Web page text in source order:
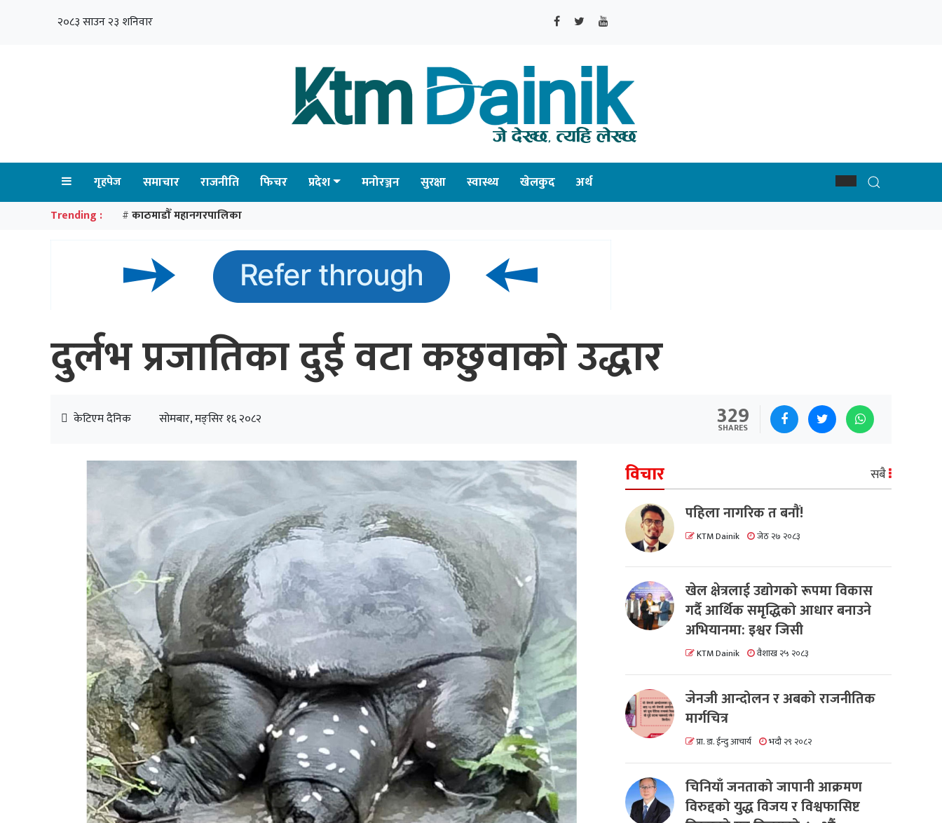
२०८३ साउन २३ शनिवार
गृहपेज समाचार राजनीति फिचर प्रदेश मनोरञ्जन सुरक्षा स्वास्थ्य खेलकुद अर्थ
Trending : # काठमाडौँ महानगरपालिका
दुर्लभ प्रजातिका दुई वटा कछुवाको उद्धार
केटिएम दैनिक सोमबार, मङ्सिर १६ २०८२ 329
SHARES
विचार सबै
पहिला नागरिक त बनाैं!
KTM Dainik जेठ २७ २०८३
खेल क्षेत्रलाई उद्योगको रूपमा विकास
गर्दै आर्थिक समृद्धिको आधार बनाउने
अभियानमा: इश्वर जिसी
KTM Dainik वैशाख २५ २०८३
जेनजी आन्दोलन र अबको राजनीतिक
मार्गचित्र
प्रा. डा. ईन्दु आचार्य भदौ २९ २०८२
चिनियाँ जनताको जापानी आक्रमण
विरुद्दको युद्ध विजय र विश्वफासिष्ट